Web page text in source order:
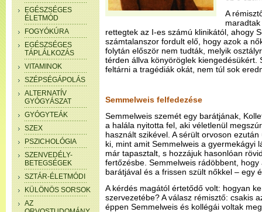
EGÉSZSÉGES
ÉLETMÓD
FOGYÓKÚRA
EGÉSZSÉGES
TÁPLÁLKOZÁS
VITAMINOK
SZÉPSÉGÁPOLÁS
ALTERNATÍV
GYÓGYÁSZAT
GYÓGYTEÁK
SZEX
PSZICHOLÓGIA
SZENVEDÉLY-
BETEGSÉGEK
SZTÁR-ÉLETMÓDI
KÜLÖNÖS SORSOK
AZ
A
rettegtek az I-es számú klinikától, ahogy
számtalanszor fordult elő, hogy azok a
folytán először nem tudták, melyik
térden állva könyöröglek kiengedésükért.
feltárni a tragédiák okát, nem túl sok
Semmelweis felfedezése
Semmelweis szemét egy barátjának,
a halála nyitotta fel, aki véletlenül
használt szikével. A sérült orvoson
ki, mint amit Semmelweis a gyermekágyi
már tapasztalt, s hozzájuk hasonlóan
fertőzésbe. Semmelweis rádöbbent,
barátjával és a frissen szült nőkkel – egy
A kérdés magától értetődő volt: hogyan
szervezetébe? A válasz rémisztő: csakis
éppen Semmelweis és kollégái voltak